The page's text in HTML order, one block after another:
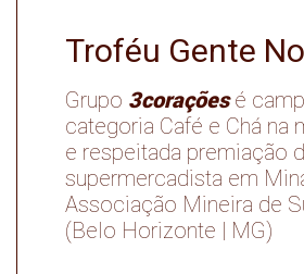
Troféu Gente
Grupo 3coraçõesé
categoria Café e Chá na
e respeitada premiação
supermercadista em
Associação Mineira de
(Belo Horizonte | MG)